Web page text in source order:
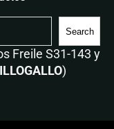
Search
Freile S31-143 y
)